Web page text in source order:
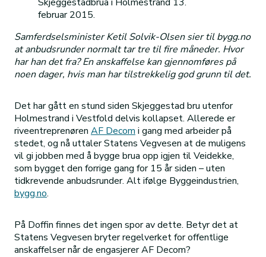
februar 2015.
Samferdselsminister Ketil Solvik-Olsen sier til bygg.no
at anbudsrunder normalt tar tre til fire måneder. Hvor
har han det fra? En anskaffelse kan gjennomføres på
noen dager, hvis man har tilstrekkelig god grunn til det.
Det har gått en stund siden Skjeggestad bru utenfor
Holmestrand i Vestfold delvis kollapset. Allerede er
riveentreprenøren AF Decom i gang med arbeider på
stedet, og nå uttaler Statens Vegvesen at de muligens
vil gi jobben med å bygge brua opp igjen til Veidekke,
som bygget den forrige gang for 15 år siden – uten
tidkrevende anbudsrunder. Alt ifølge Byggeindustrien,
bygg.no.
På Doffin finnes det ingen spor av dette. Betyr det at
Statens Vegvesen bryter regelverket for offentlige
anskaffelser når de engasjerer AF Decom?